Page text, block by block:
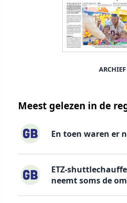
ARCHIEF
Meest gelezen in de
En toen waren er
ETZ-
neemt soms de